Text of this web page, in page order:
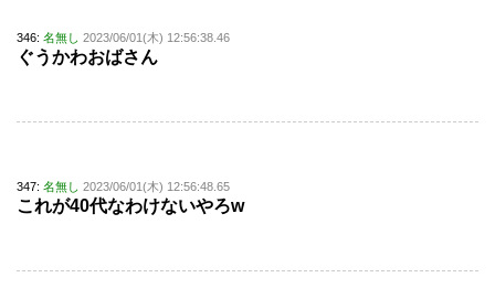
346: 名無し 2023/06/01(木) 12:56:38.46
ぐうかわおばさん
347: 名無し 2023/06/01(木) 12:56:48.65
これが40代なわけないやろw